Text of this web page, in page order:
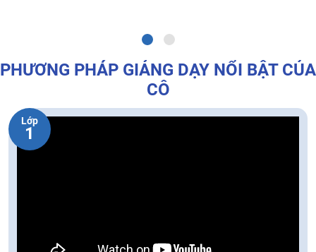
PHƯƠNG PHÁP GIẢNG DẠY NỔI BẬT CỦA
CÔ
Lớp
1